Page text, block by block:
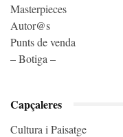
Masterpieces
Autor@s
Punts de venda
– Botiga –
Capçaleres
Cultura i Paisatge